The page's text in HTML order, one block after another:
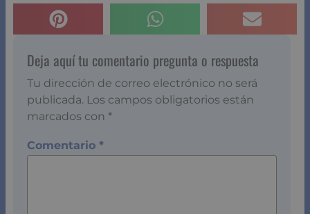
Deja aquí tu comentario pregunta o respuesta
Tu dirección de correo electrónico no será
publicada. Los campos obligatorios están
marcados con *
Comentario *